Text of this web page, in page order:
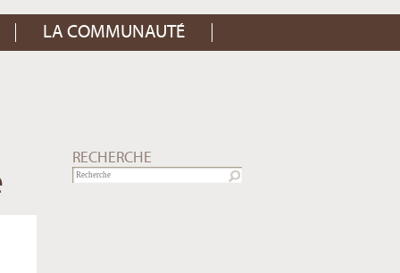
LA COMMUNAUTÉ
RECHERCHE